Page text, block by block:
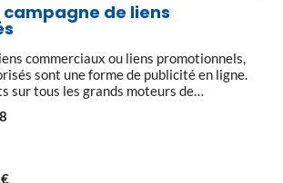
de liens
commerciaux ou liens promotionnels,
sont une forme de publicité en ligne.
sur tous les grands moteurs de
ces annonces publicitaires
l’internaute fait une recherche à
€